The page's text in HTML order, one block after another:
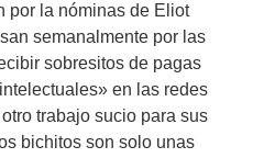
por la nóminas de Eliot
semanalmente por las
sobresitos de pagas
en las redes
trabajo sucio para sus
bichitos son solo unas